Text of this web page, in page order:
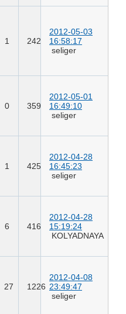
1 242
2012-05-03
16:58:17
seliger
0 359
2012-05-01
16:49:10
seliger
1 425
2012-04-28
16:45:23
seliger
6 416
2012-04-28
15:19:24
KOLYADNAYA
27 1226
2012-04-08
23:49:47
seliger